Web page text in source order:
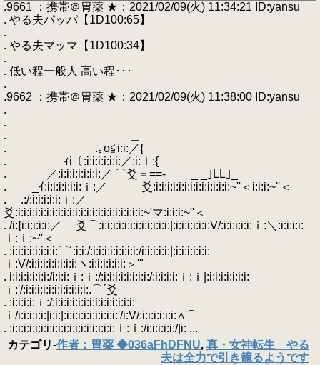
.9661 ：携帯＠胃薬 ★：2021/02/09(火) 11:34:21 ID:yansu
. やる夫パッパ【1D100:65】
.
. やる夫マッマ【1D100:34】
.
. 低い程一般人 高い程･･･
.
.9662 ：携帯＠胃薬 ★：2021/02/09(火) 11:38:00 ID:yansu
.
.
. ＿_
. .｡o≦i:i:／{
. ｨi〔:i:i:i:i:i:i:／:i:ｉ:{
. ／:i:i:i:i:i:i:i:／ ⌒爻＝==- _ _｣LL｣_
. _ｲ:i:i:i:i:i:i:ｉ:／ 爻:i:i:i:i:i:i:i:i:i:i:i:i:i:~''＜i:i:i:~''＜
. .:/:i:i:i:i:i:ｉ:／
爻:i:i:i:i:i:i:i:i:i:i:i:i:i:i:i:i:i:i:i:i:i:i:~'マ:i:i:i:~''＜
. /i:{i:i:i:i:i:／ 爻⌒:i:i:i:i:i:i:i:i:i:i:i:i:|:i:i:i:i:i:i:V/:i:i:i:i:i:ｉ:＼:i:i:i:i:
ｉ:ｉ:~''＜ _
. :i:i:i:i:i:i:i:i:⌒´:i:i:/:i:i:i:i:i:i:i:i:/i:i:i:i:i:|:i:i:i:i:i:i:
ｉ:V/:i:i:i:i:i:i:i:i:ヽ:i:i:i:i:i:i:＞'"
. i:i:i:i:i:i:i:/i:i:i:ｉ:ｉ:/:i:i:i:i:i:i:i:i:/:i:i:i:i:ｉ:ｉ|:i:i:i:i:i:i:i:
ｉ:'/:i:i:i:i:i:i:i:i:i:i:i:.⌒´爻
. :i:i:i:i:ｉ:/:i:i:i:i:i:i:i:i:i:i:i:i:i:i:
ｉ/i:i:i:i:i:|i:i:|:i:i:i:i:i:i:i:i:i:'/i:V/:i:i:i:i:i:i:∧⌒
. :i:i:i:i:i:i:i:i:i:i:i:i:i:i:i:i:i:i:ｉ:ｉ:/i:i:i:i:i:/|i: ...
カテゴリ-作者：胃薬 ◆036aFhDFNU, 真・女神転生 やる
夫は全力で引き籠るようです